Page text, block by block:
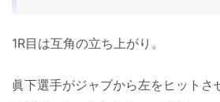
1R目は互角の立ち上がり。
眞下選手がジャブから左をヒットさ